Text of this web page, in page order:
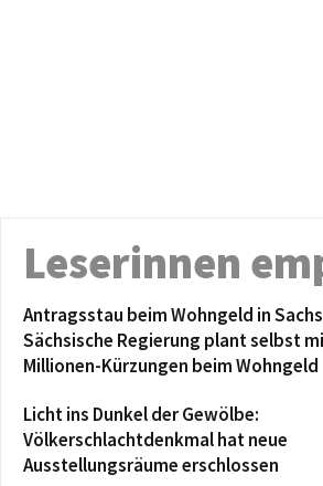
Leserinnen
Antragsstau beim Wohngeld in
Sächsische Regierung plant selbst
Millionen-Kürzungen beim Wohngeld
Licht ins Dunkel der Gewölbe:
Völkerschlachtdenkmal hat neue
Ausstellungsräume erschlossen